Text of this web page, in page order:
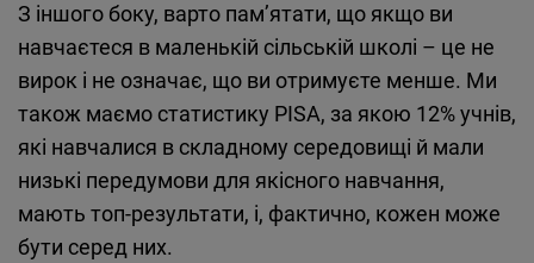
З іншого боку, варто пам’ятати, що якщо ви
навчаєтеся в маленькій сільській школі – це не
вирок і не означає, що ви отримуєте менше. Ми
також маємо статистику PISA, за якою 12% учнів,
які навчалися в складному середовищі й мали
низькі передумови для якісного навчання,
мають топ-результати, і, фактично, кожен може
бути серед них.